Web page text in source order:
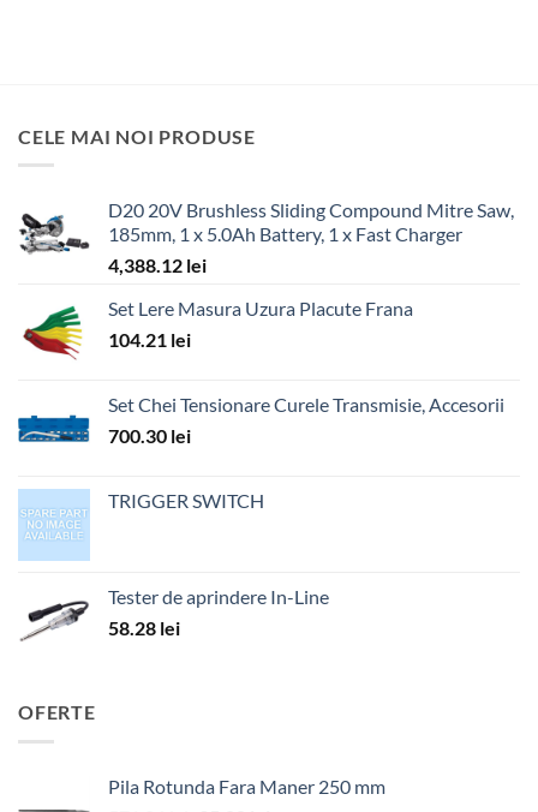
CELE MAI NOI PRODUSE
D20 20V Brushless Sliding Compound Mitre Saw,
185mm, 1 x 5.0Ah Battery, 1 x Fast Charger
4,388.12 lei
Set Lere Masura Uzura Placute Frana
104.21 lei
Set Chei Tensionare Curele Transmisie, Accesorii
700.30 lei
TRIGGER SWITCH
Tester de aprindere In-Line
58.28 lei
OFERTE
Pila Rotunda Fara Maner 250 mm